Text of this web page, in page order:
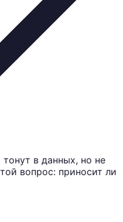
в данных, но не
вопрос: приносит ли